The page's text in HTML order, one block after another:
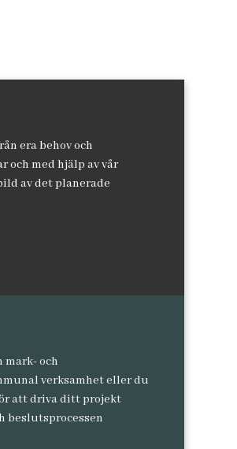
era behov och
med hjälp av vår
av det planerade
mark- och
verksamhet eller du
att driva ditt projekt
beslutsprocessen